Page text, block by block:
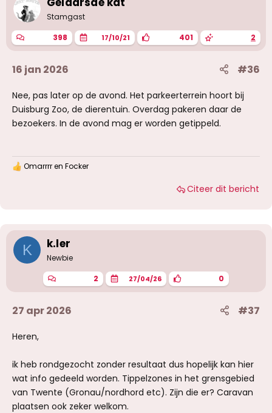
Stamgast
398 17/10/21 401 2
16 jan 2026 #36
Nee, pas later op de avond. Het parkeerterrein hoort bij
Duisburg Zoo, de dierentuin. Overdag pakeren daar de
bezoekers. In de avond mag er worden getippeld.
W
n
g
Omarrrren Focker
Citeer dit bericht
K k.ler
Newbie
2 27/04/26 0
27 apr 2026 #37
Heren,
ik heb rondgezocht zonder resultaat dus hopelijk kan hier
wat info gedeeld worden. Tippelzones in het grensgebied
van Twente (Gronau/nordhord etc). Zijn die er? Caravan
plaatsen ook zeker welkom.